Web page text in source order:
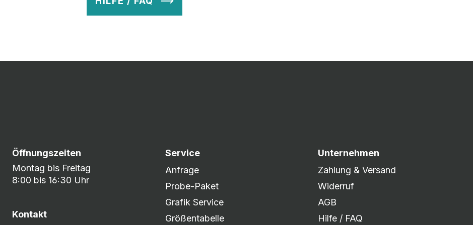
Motiv so lange ab, bis Ihr zu 100% zufrieden seid. Danach wird es zum Druck freigegeben und die
Öffnungszeiten
Montag bis Freitag
8:00 bis 16:30 Uhr
Kontakt
Service
Anfrage
Probe-Paket
Grafik Service
Größentabelle
Unternehmen
Zahlung & Versand
Widerruf
AGB
Hilfe / FAQ